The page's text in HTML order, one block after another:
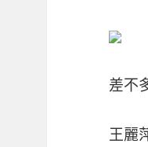
差不
王麗